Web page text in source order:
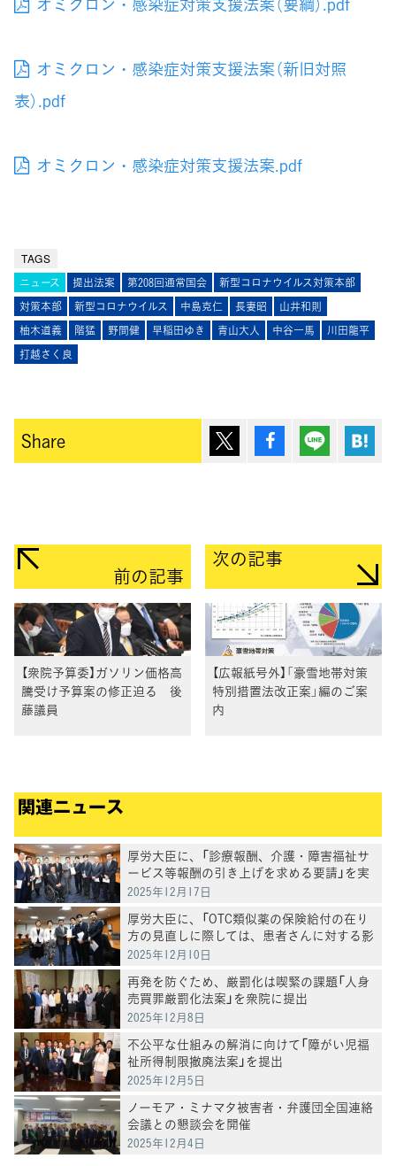
オミクロン・感染症対策支援法案（新旧対照
表）.pdf
オミクロン・感染症対策支援法案.pdf
TAGS
ニュース 提出法案 第208回通常国会
新型コロナウイルス対策本部
対策本部
新型コロナウイルス 中島克仁 長妻昭
山井和則
柚木道義
階猛 野間健 早稲田ゆき 青山大人 中谷一馬
川田龍平
打越さく良
Share ポスト シェア Lineで送
前の記事
【衆院予算委】ガソリン価格高
騰受け予算案の修正迫る 後
藤議員
次の記事
【広報紙号外】「豪雪地帯対策
特別措置法改正案」編のご案
内
関連ニュース
厚労大臣に、「診療報酬、介護・障害福祉サ
ービス等報酬の引き上げを求める要請」を実
施
2025年12月17日
厚労大臣に、「OTC類似薬の保険給付の在り
方の見直しに際しては、患者さんに対する影
響の検証を求める要請」を実施
2025年12月10日
再発を防ぐため、厳罰化は喫緊の課題「人身
売買罪厳罰化法案」を衆院に提出
2025年12月8日
不公平な仕組みの解消に向けて「障がい児福
祉所得制限撤廃法案」を提出
2025年12月5日
ノーモア・ミナマタ被害者・弁護団全国連絡
会議との懇談会を開催
2025年12月4日